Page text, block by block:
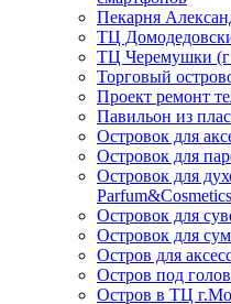
Пекарня
ТЦ
ТЦ Черемушки
Торговый
Проект ремонт
Павильон из
Островок для
Островок для
Островок для
Parfum&Cosmetics
Островок для
Островок для
Остров для
Остров под
Остров в ТЦ